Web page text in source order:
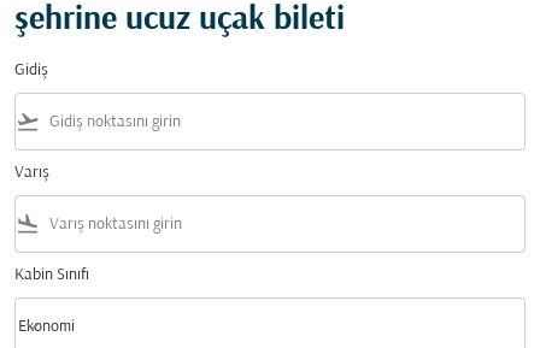
şehrine ucuz uçak bileti
Gidiş
flight_takeoff
Varış
flight_land
Kabin Sınıfı
Kabin Sınıfı option Ekonomi Selected
Ekonomi
keyboard_arrow_down